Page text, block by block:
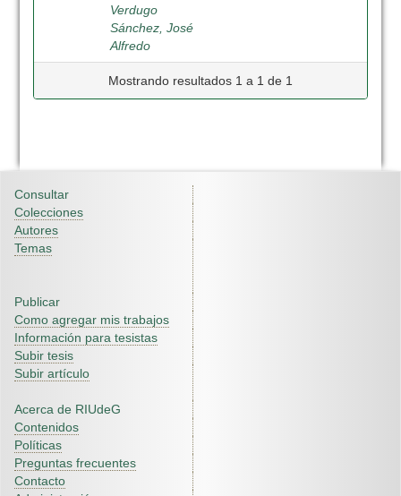
Verdugo
Sánchez, José
Alfredo
Mostrando resultados 1 a 1 de 1
Consultar
Colecciones
Autores
Temas
Publicar
Como agregar mis trabajos
Información para tesistas
Subir tesis
Subir artículo
Acerca de RIUdeG
Contenidos
Políticas
Preguntas frecuentes
Contacto